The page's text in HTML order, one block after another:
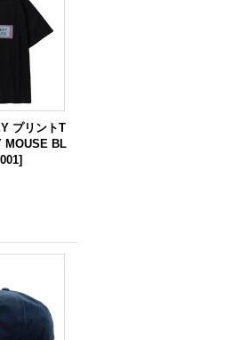
プリントT
MOUSE BL
]